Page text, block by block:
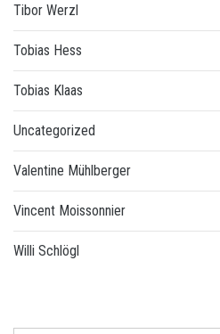
Tibor Werzl
Tobias Hess
Tobias Klaas
Uncategorized
Valentine Mühlberger
Vincent Moissonnier
Willi Schlögl